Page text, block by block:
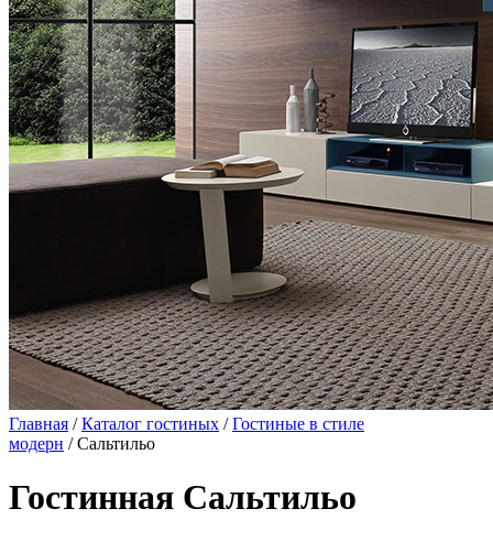
Главная /Каталог гостиных /Гостиные в стиле
модерн / Сальтильо
Гостинная Сальтильо